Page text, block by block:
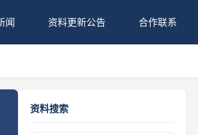
闻 资料更新公告 合作联系
资料搜索